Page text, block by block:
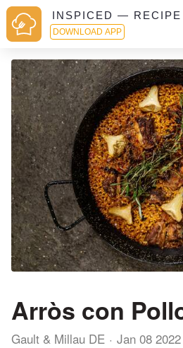
INSPICED — RECIPE
DOWNLOAD APP
Arròs con
Gault & Millau DE Jan 08 2022